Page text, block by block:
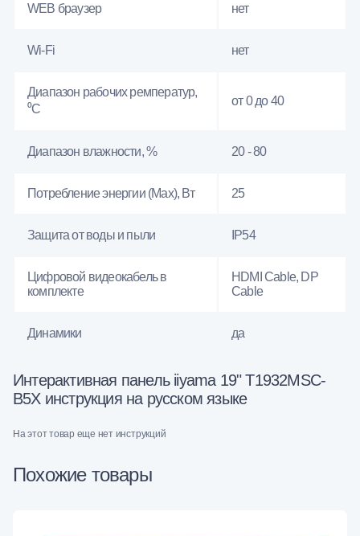
WEB браузер нет
Wi-Fi нет
Диапазон рабочих ремператур,
⁰С
от 0 до 40
Диапазон влажности, % 20 - 80
Потребление энергии (Max), Вт 25
Защита от воды и пыли IP54
Цифровой видеокабель в
комплекте
HDMI Cable, DP
Cable
Динамики да
Интерактивная панель iiyama 19" T1932MSC-
B5X инструкция на русском языке
На этот товар еще нет инструкций
Похожие товары